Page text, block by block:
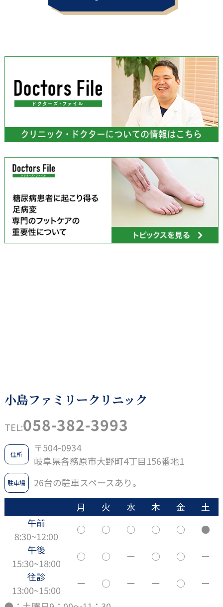
小島ファミリークリニック
TEL:058-382-3993
住所
〒504-0934
岐阜県各務原市大野町4丁目156番地1
駐車場
26台の駐車スペースあり。
月
火 水 木 金
土
午前
8:30~12:00
○ ○ ○ ○ ○
●
午後
15:30~18:00
○ ○ ー ○ ○
ー
往診
13:00~15:00
ー ○ ー ー ○
ー